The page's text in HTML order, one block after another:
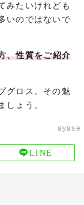
みたいけれども
いのではないで
、性質をご紹介
グロス。その魅
しょう。
ayase
LINE